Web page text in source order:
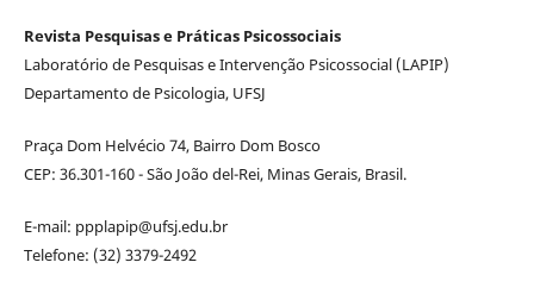
Revista Pesquisas e Práticas Psicossociais
Laboratório de Pesquisas e Intervenção Psicossocial (LAPIP)
Departamento de Psicologia, UFSJ
Praça Dom Helvécio 74, Bairro Dom Bosco
CEP: 36.301-160 - São João del-Rei, Minas Gerais, Brasil.
E-mail: ppplapip@ufsj.edu.br
Telefone: (32) 3379-2492